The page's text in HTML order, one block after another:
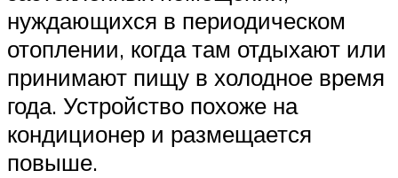
нуждающихся в периодическом
отоплении, когда там отдыхают или
принимают пищу в холодное время
года. Устройство похоже на
кондиционер и размещается
повыше.